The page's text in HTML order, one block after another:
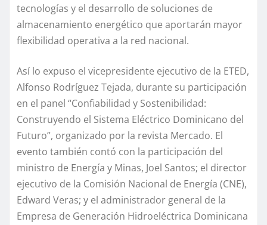
tecnologías y el desarrollo de soluciones de
almacenamiento energético que aportarán mayor
flexibilidad operativa a la red nacional.
Así lo expuso el vicepresidente ejecutivo de la ETED,
Alfonso Rodríguez Tejada, durante su participación
en el panel “Confiabilidad y Sostenibilidad:
Construyendo el Sistema Eléctrico Dominicano del
Futuro”, organizado por la revista Mercado. El
evento también contó con la participación del
ministro de Energía y Minas, Joel Santos; el director
ejecutivo de la Comisión Nacional de Energía (CNE),
Edward Veras; y el administrador general de la
Empresa de Generación Hidroeléctrica Dominicana